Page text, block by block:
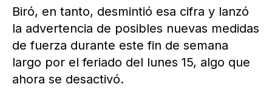
Biró, en tanto, desmintió esa cifra y lanzó
la advertencia de posibles nuevas medidas
de fuerza durante este fin de semana
largo por el feriado del lunes 15, algo que
ahora se desactivó.